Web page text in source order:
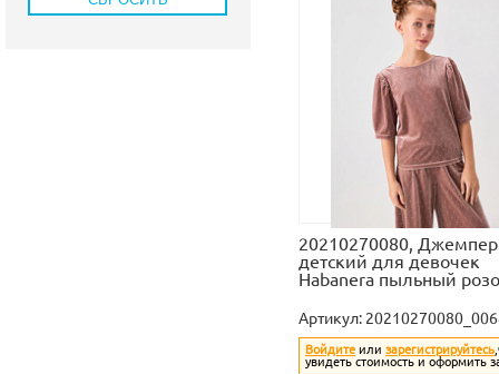
20210270080, Джемпер
детский для девочек
Habanera пыльный
Артикул:
Войдите или зарегистрируйтесь
увидеть стоимость и оформить